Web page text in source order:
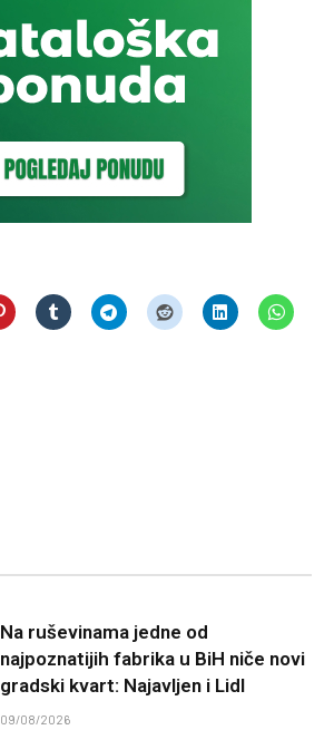
Na ruševinama jedne od
najpoznatijih fabrika u BiH niče novi
gradski kvart: Najavljen i Lidl
09/08/2026